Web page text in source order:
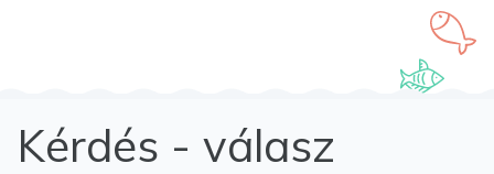
Kérdés - válasz